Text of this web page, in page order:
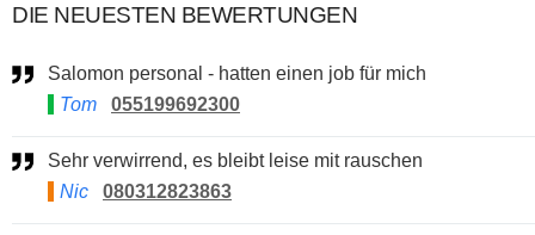
DIE NEUESTEN BEWERTUNGEN
Salomon personal - hatten einen job für mich
Tom
055199692300
Sehr verwirrend, es bleibt leise mit rauschen
Nic
080312823863